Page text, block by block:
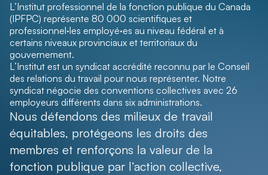
L’Institut professionnel de la fonction publique du Canada
(IPFPC) représente 80 000 scientifiques et
professionnel·les employé·es au niveau fédéral et à
certains niveaux provinciaux et territoriaux du
gouvernement.
L’Institut est un syndicat accrédité reconnu par le Conseil
des relations du travail pour nous représenter. Notre
syndicat négocie des conventions collectives avec 26
employeurs différents dans six administrations.
Nous défendons des milieux de travail
équitables, protégeons les droits des
membres et renforçons la valeur de la
fonction publique par l’action collective,